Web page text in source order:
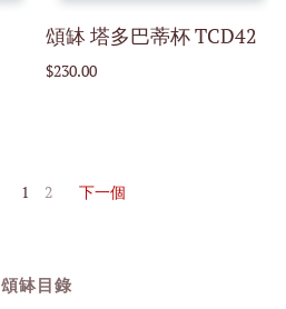
頌缽 塔多巴蒂杯 TCD42
$230.00
1 2 下一個
頌缽目錄